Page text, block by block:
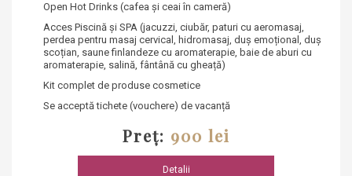
Open Hot Drinks (cafea și ceai în cameră)
Acces Piscină și SPA (jacuzzi, ciubăr, paturi cu aeromasaj,
perdea pentru masaj cervical, hidromasaj, duș emoțional, duș
scoțian, saune finlandeze cu aromaterapie, baie de aburi cu
aromaterapie, salină, fântână cu gheață)
Kit complet de produse cosmetice
Se acceptă tichete (vouchere) de vacanță
Preț: 900 lei
Detalii